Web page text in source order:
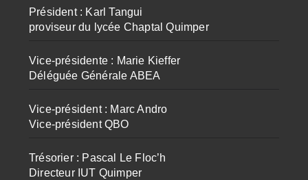
Président : Karl Tangui
proviseur du lycée Chaptal Quimper
Vice-présidente : Marie Kieffer
Déléguée Générale ABEA
Vice-président : Marc Andro
Vice-président QBO
Trésorier : Pascal Le Floc’h
Directeur IUT Quimper